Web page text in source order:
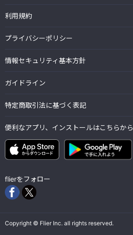
利用規約
プライバシーポリシー
情報セキュリティ基本方針
ガイドライン
特定商取引法に基づく表記
便利なアプリ、インストールはこちらから
flierをフォロー
Copyright © Flier Inc. all rights reserved.